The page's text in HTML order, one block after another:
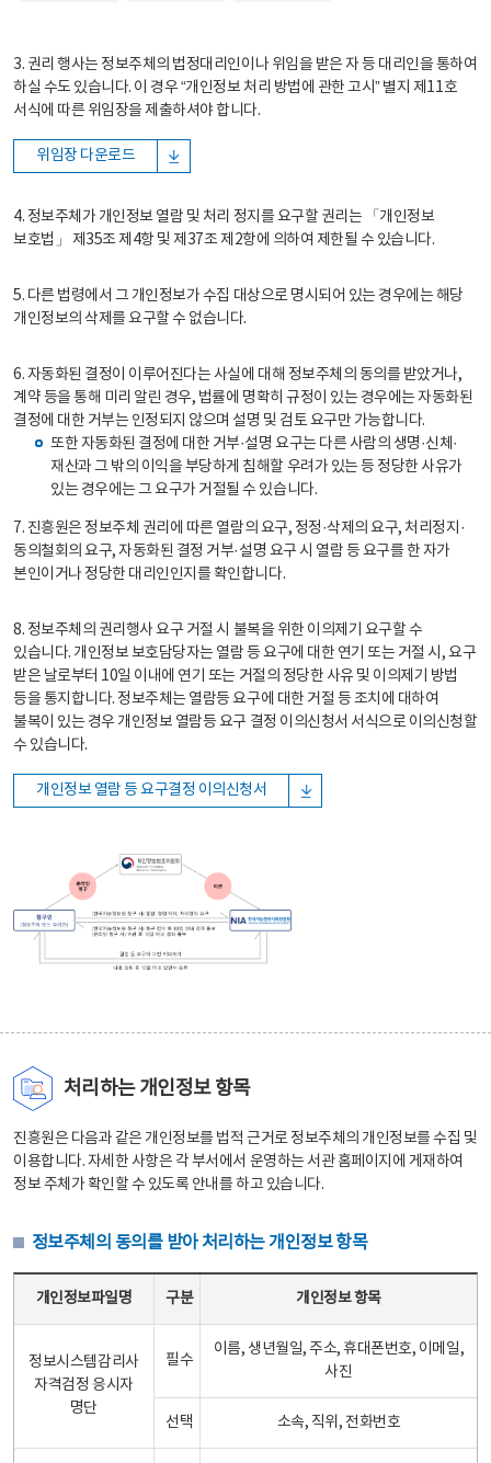
3. 권리 행사는 정보주체의 법정대리인이나 위임을 받은 자 등 대리인을 통하여
하실 수도 있습니다. 이 경우 “개인정보 처리 방법에 관한 고시” 별지 제11호
서식에 따른 위임장을 제출하셔야 합니다.
위임장 다운로드
4. 정보주체가 개인정보 열람 및 처리 정지를 요구할 권리는 「개인정보
보호법」 제35조 제4항 및 제37조 제2항에 의하여 제한될 수 있습니다.
5. 다른 법령에서 그 개인정보가 수집 대상으로 명시되어 있는 경우에는 해당
개인정보의 삭제를 요구할 수 없습니다.
6. 자동화된 결정이 이루어진다는 사실에 대해 정보주체의 동의를 받았거나,
계약 등을 통해 미리 알린 경우, 법률에 명확히 규정이 있는 경우에는 자동화된
결정에 대한 거부는 인정되지 않으며 설명 및 검토 요구만 가능합니다.
또한 자동화된 결정에 대한 거부·설명 요구는 다른 사람의 생명·신체·
재산과 그 밖의 이익을 부당하게 침해할 우려가 있는 등 정당한 사유가
있는 경우에는 그 요구가 거절될 수 있습니다.
7. 진흥원은 정보주체 권리에 따른 열람의 요구, 정정·삭제의 요구, 처리정지·
동의철회의 요구, 자동화된 결정 거부·설명 요구 시 열람 등 요구를 한 자가
본인이거나 정당한 대리인인지를 확인합니다.
8. 정보주체의 권리행사 요구 거절 시 불복을 위한 이의제기 요구할 수
있습니다. 개인정보 보호담당자는 열람 등 요구에 대한 연기 또는 거절 시, 요구
받은 날로부터 10일 이내에 연기 또는 거절의 정당한 사유 및 이의제기 방법
등을 통지합니다. 정보주체는 열람등 요구에 대한 거절 등 조치에 대하여
불복이 있는 경우 개인정보 열람등 요구 결정 이의신청서 서식으로 이의신청할
수 있습니다.
개인정보 열람 등 요구결정 이의신청서
처리하는 개인정보 항목
진흥원은 다음과 같은 개인정보를 법적 근거로 정보주체의 개인정보를 수집 및
이용합니다. 자세한 사항은 각 부서에서 운영하는 서관 홈페이지에 게재하여
정보 주체가 확인할 수 있도록 안내를 하고 있습니다.
정보주체의 동의를 받아 처리하는 개인정보 항목
개인정보파일명 구분 개인정보 항목
정보시스템감리사
자격검정 응시자
명단
필수
이름, 생년월일, 주소, 휴대폰번호, 이메일,
사진
선택 소속, 직위, 전화번호